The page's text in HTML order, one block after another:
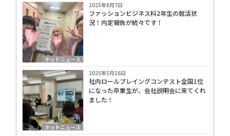
ホットニュース
2025年8月7日
ファッションビジネス科2年生の就活状
況！内定報告が続々です！
ホットニュース
2025年5月16日
社内ロールプレイングコンテスト全国1位
になった卒業生が、会社説明会に来てくれ
ました！